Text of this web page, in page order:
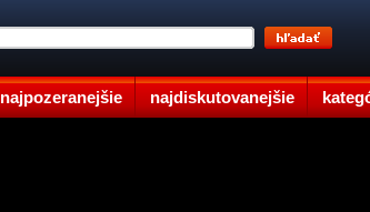
najpozeranejšie najdiskutovanejšie